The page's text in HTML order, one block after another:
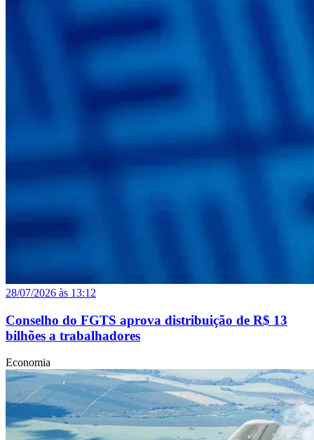
28/07/2026 às 13:12
Conselho do FGTS aprova distribuição de R$ 13
bilhões a trabalhadores
Economia